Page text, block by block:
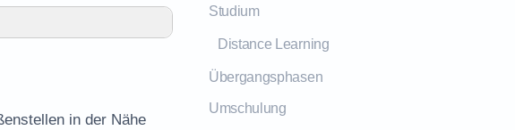
in der Nähe
Studium
Distance Learning
Übergangsphasen
Umschulung